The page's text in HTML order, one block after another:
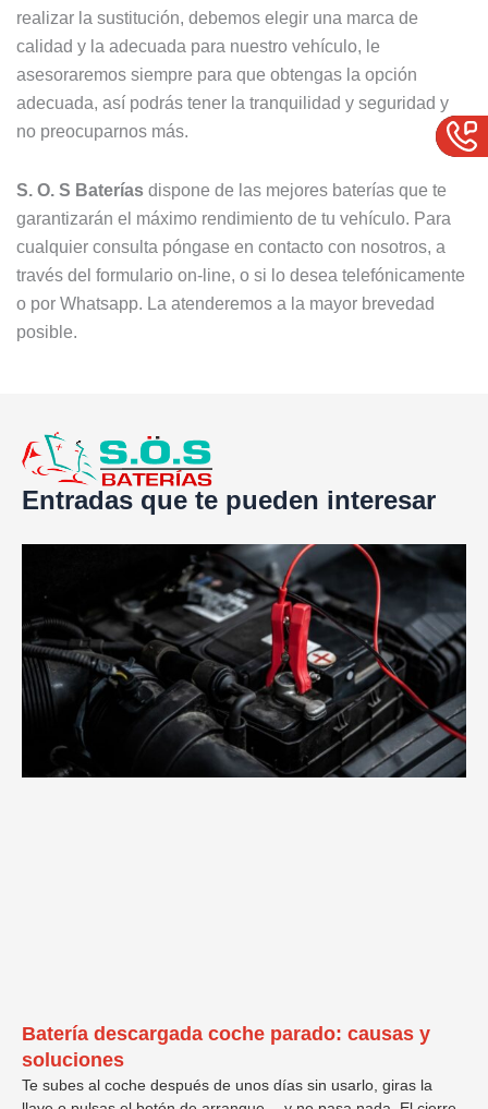
realizar la sustitución, debemos elegir una marca de
calidad y la adecuada para nuestro vehículo, le
asesoraremos siempre para que obtengas la opción
adecuada, así podrás tener la tranquilidad y seguridad y
no preocuparnos más.
S. O. S Baterías dispone de las mejores baterías que te
garantizarán el máximo rendimiento de tu vehículo. Para
cualquier consulta póngase en contacto con nosotros, a
través del formulario on-line, o si lo desea telefónicamente
o por Whatsapp. La atenderemos a la mayor brevedad
posible.
Entradas que te pueden interesar
Batería descargada coche parado: causas y
soluciones
Te subes al coche después de unos días sin usarlo, giras la